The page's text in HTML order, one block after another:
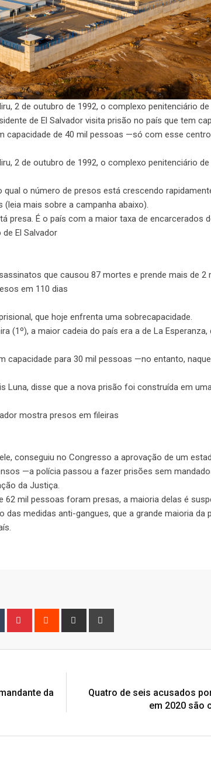
2 de outubro de 1992, o complexo penitenciário
de El Salvador visita prisão no país que tem
capacidade de 40 mil pessoas —só com esse
2 de outubro de 1992, o complexo penitenciário
qual o número de presos está crescendo
(leia mais sobre a campanha abaixo).
presa. É o país com a maior taxa de encarcerados
El Salvador
que causou 87 mortes e prende mais de 2
em 110 dias
que hoje enfrenta uma sobrecapacidade.
(1º), a maior cadeia do país era a de La
capacidade para 30 mil pessoas —no entanto,
Luna, disse que a nova prisão foi construída em
mostra presos em fileiras
conseguiu no Congresso a aprovação de um
—a polícia passou a fazer prisões sem
da Justiça.
mil pessoas foram presas, a maioria delas é
medidas anti-gangues, que a grande maioria da
Tumblr Pinterest Reddit
Share
da
Quatro de seis acusados
em 2020 são